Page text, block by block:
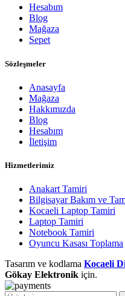
Hesabım
Blog
Mağaza
Sepet
Sözleşmeler
Anasayfa
Mağaza
Hakkımızda
Blog
Hesabım
İletişim
Hizmetlerimiz
Anakart Tamiri
Bilgisayar Bakım ve
Kocaeli Laptop Tamiri
Laptop Tamiri
Notebook Tamiri
Oyuncu Kasası Toplama
Tasarım ve kodlama Kocaeli
Gökay Elektronik için.